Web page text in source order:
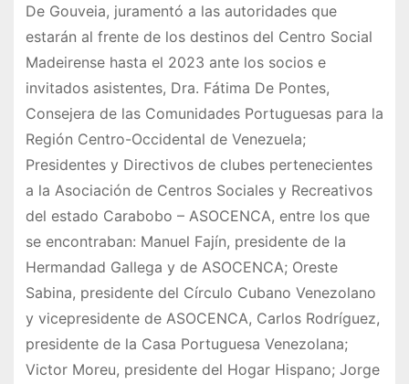
De Gouveia, juramentó a las autoridades que
estarán al frente de los destinos del Centro Social
Madeirense hasta el 2023 ante los socios e
invitados asistentes, Dra. Fátima De Pontes,
Consejera de las Comunidades Portuguesas para la
Región Centro-Occidental de Venezuela;
Presidentes y Directivos de clubes pertenecientes
a la Asociación de Centros Sociales y Recreativos
del estado Carabobo – ASOCENCA, entre los que
se encontraban: Manuel Fajín, presidente de la
Hermandad Gallega y de ASOCENCA; Oreste
Sabina, presidente del Círculo Cubano Venezolano
y vicepresidente de ASOCENCA, Carlos Rodríguez,
presidente de la Casa Portuguesa Venezolana;
Victor Moreu, presidente del Hogar Hispano; Jorge